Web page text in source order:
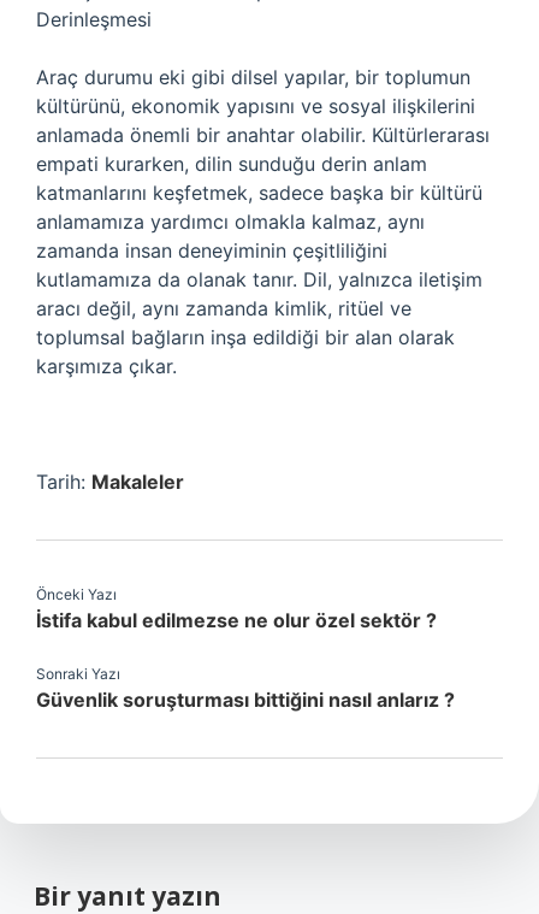
Derinleşmesi
Araç durumu eki gibi dilsel yapılar, bir toplumun
kültürünü, ekonomik yapısını ve sosyal ilişkilerini
anlamada önemli bir anahtar olabilir. Kültürlerarası
empati kurarken, dilin sunduğu derin anlam
katmanlarını keşfetmek, sadece başka bir kültürü
anlamamıza yardımcı olmakla kalmaz, aynı
zamanda insan deneyiminin çeşitliliğini
kutlamamıza da olanak tanır. Dil, yalnızca iletişim
aracı değil, aynı zamanda kimlik, ritüel ve
toplumsal bağların inşa edildiği bir alan olarak
karşımıza çıkar.
Tarih: Makaleler
Önceki Yazı
İstifa kabul edilmezse ne olur özel sektör ?
Sonraki Yazı
Güvenlik soruşturması bittiğini nasıl anlarız ?
Bir yanıt yazın